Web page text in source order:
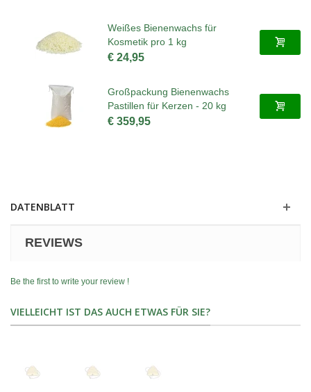
Weißes Bienenwachs für
Kosmetik pro 1 kg
€ 24,95
Großpackung Bienenwachs
Pastillen für Kerzen - 20 kg
€ 359,95
DATENBLATT
REVIEWS
Be the first to write your review !
VIELLEICHT IST DAS AUCH ETWAS FÜR SIE?